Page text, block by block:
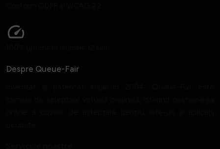
Despre Queue-Fair